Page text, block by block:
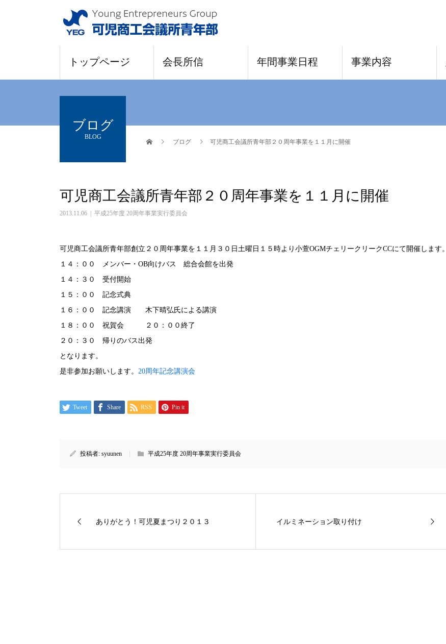
トップページ 会長所信 年間事業日程 事業内容
ブログ
BLOG
ブログ 可児商工会議所青年部２０周年事業を１１月に開催
可児商工会議所青年部２０周年事業を１１月に開催
2013.11.06 平成25年度 20周年事業実行委員会
可児商工会議所青年部創立２０周年事業を１１月３０日土曜日１５時より小萱OGMチェリークリークCCにて開催します。
１４：００ メンバー・OB向けバス 総合会館を出発
１４：３０ 受付開始
１５：００ 記念式典
１６：００ 記念講演 木下晴弘氏による講演
１８：００ 祝賀会 ２０：００終了
２０：３０ 帰りのバス出発
となります。
是非参加お願いします。 20周年記念講演会
Tweet Share RSS Pin it
投稿者: syuunen 平成25年度 20周年事業実行委員会
ありがとう！可児夏まつり２０１３ イルミネーション取り付け